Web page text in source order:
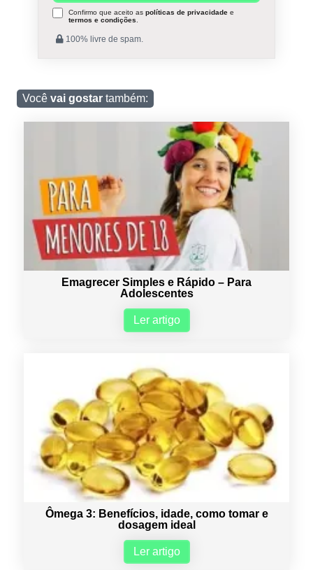
Confirmo que aceito as políticas de privacidadee
termos e condições.
100% livre de spam.
Você vai gostartambém:
Emagrecer Simples e Rápido – Para
Adolescentes
Ler artigo
Ômega 3: Benefícios, idade, como tomar e
dosagem ideal
Ler artigo